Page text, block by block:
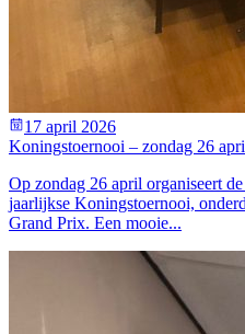
17 april 2026
Koningstoernooi – zondag 26
Op zondag 26 april organiseert
jaarlijkse Koningstoernooi,
Grand Prix. Een mooie...